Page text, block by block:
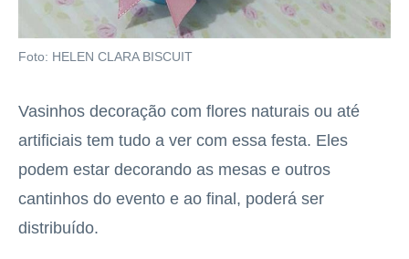
Foto: HELEN CLARA BISCUIT
Vasinhos decoração com flores naturais ou até
artificiais tem tudo a ver com essa festa. Eles
podem estar decorando as mesas e outros
cantinhos do evento e ao final, poderá ser
distribuído.